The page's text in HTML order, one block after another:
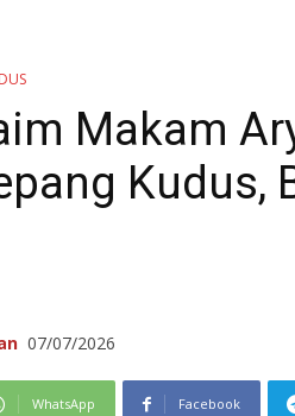
Makam
Kudus,
07/07/2026
WhatsApp Facebook